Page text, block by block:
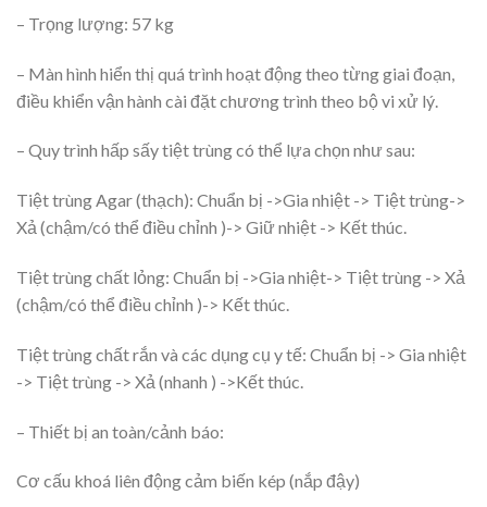
– Trọng lượng: 57 kg
– Màn hình hiển thị quá trình hoạt động theo từng giai đoạn,
điều khiển vận hành cài đặt chương trình theo bộ vi xử lý.
– Quy trình hấp sấy tiệt trùng có thể lựa chọn như sau:
Tiệt trùng Agar (thạch): Chuẩn bị ->Gia nhiệt -> Tiệt trùng->
Xả (chậm/có thể điều chỉnh )-> Giữ nhiệt -> Kết thúc.
Tiệt trùng chất lỏng: Chuẩn bị ->Gia nhiệt-> Tiệt trùng -> Xả
(chậm/có thể điều chỉnh )-> Kết thúc.
Tiệt trùng chất rắn và các dụng cụ y tế: Chuẩn bị -> Gia nhiệt
-> Tiệt trùng -> Xả (nhanh ) ->Kết thúc.
– Thiết bị an toàn/cảnh báo:
Cơ cấu khoá liên động cảm biến kép (nắp đậy)